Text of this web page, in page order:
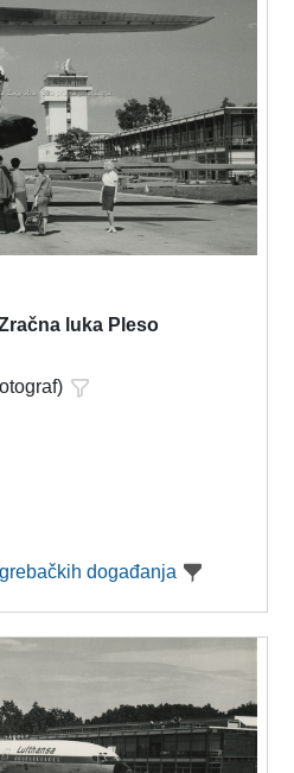
luka Pleso
događanja